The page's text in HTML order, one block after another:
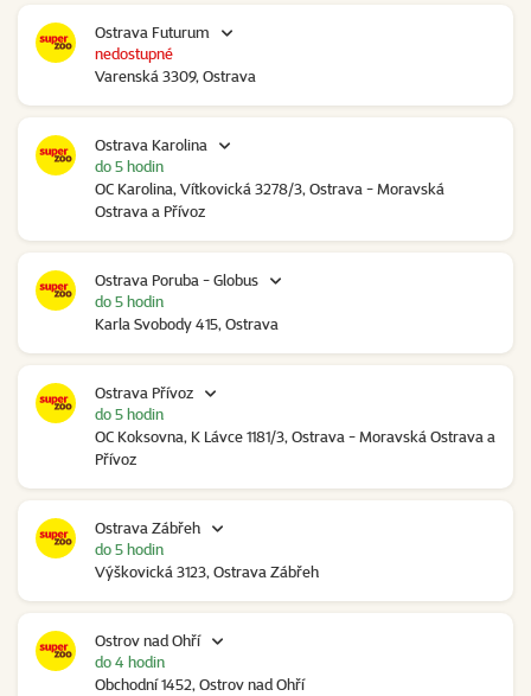
Ostrava Futurum
Varenská 3309, Ostrava
nedostupné
Ostrava Karolina
OC Karolina, Vítkovická 3278/3, Ostrava - Moravská
Ostrava a Přívoz
do 5 hodin
Ostrava Poruba - Globus
Karla Svobody 415, Ostrava
do 5 hodin
Ostrava Přívoz
OC Koksovna, K Lávce 1181/3, Ostrava - Moravská Ostrava a
Přívoz
do 5 hodin
Ostrava Zábřeh
Výškovická 3123, Ostrava Zábřeh
do 5 hodin
Ostrov nad Ohří
Obchodní 1452, Ostrov nad Ohří
do 4 hodin